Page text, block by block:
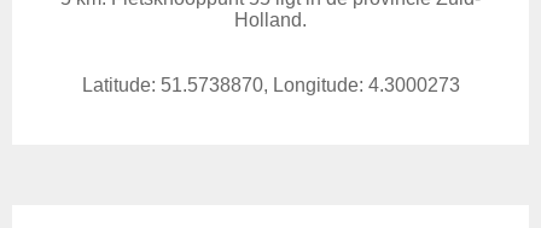
Holland.
Latitude: 51.5738870, Longitude: 4.3000273